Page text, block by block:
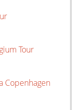
Tour
Copenhagen